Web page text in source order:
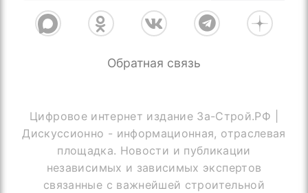
Обратная связь
Цифровое интернет издание За-Строй.РФ |
Дискуссионно - информационная, отраслевая
площадка. Новости и публикации
независимых и зависимых экспертов
связанные с важнейшей строительной